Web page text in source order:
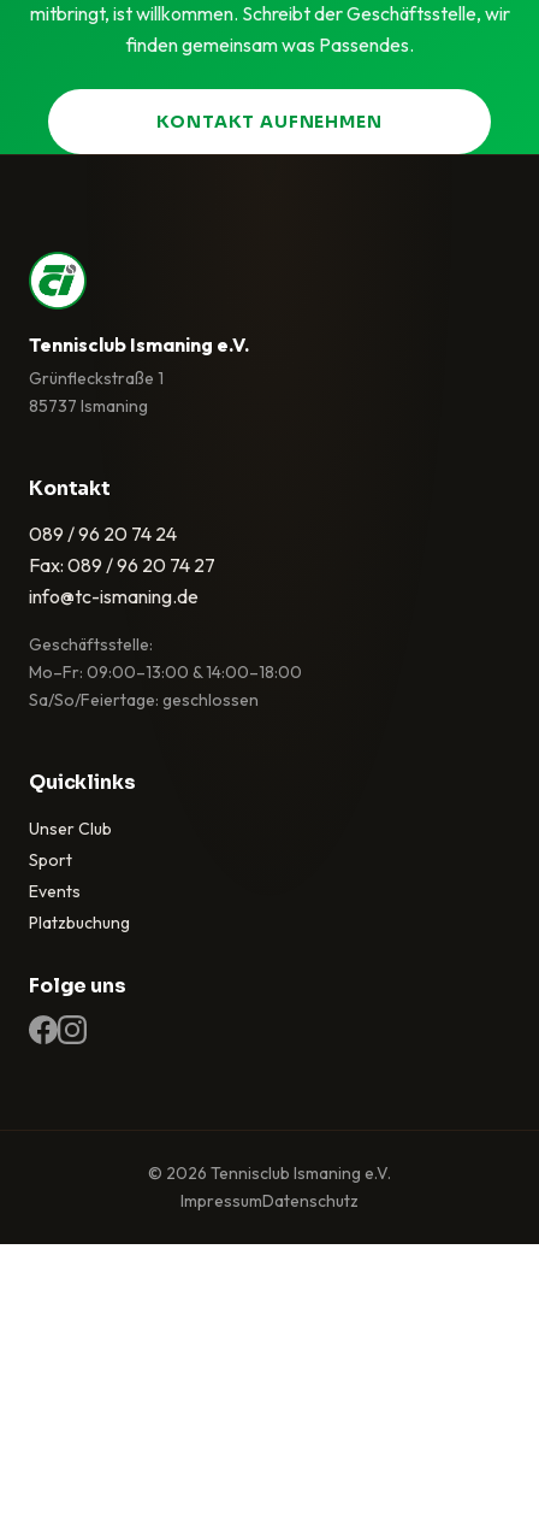
mitbringt, ist willkommen. Schreibt der Geschäftsstelle, wir
finden gemeinsam was Passendes.
KONTAKT AUFNEHMEN
Tennisclub Ismaning e.V.
Grünfleckstraße 1
85737 Ismaning
Kontakt
089 / 96 20 74 24
Fax: 089 / 96 20 74 27
info@tc-ismaning.de
Geschäftsstelle:
Mo–Fr: 09:00–13:00 & 14:00–18:00
Sa/So/Feiertage: geschlossen
Quicklinks
Unser Club
Sport
Events
Platzbuchung
Folge uns
© 2026 Tennisclub Ismaning e.V.
ImpressumDatenschutz